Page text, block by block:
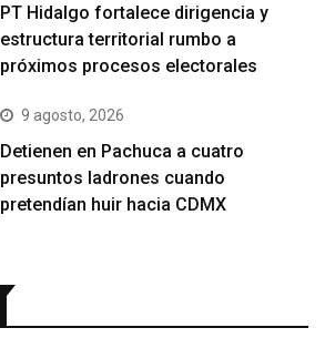
PT Hidalgo fortalece dirigencia y
estructura territorial rumbo a
próximos procesos electorales
9 agosto, 2026
Detienen en Pachuca a cuatro
presuntos ladrones cuando
pretendían huir hacia CDMX